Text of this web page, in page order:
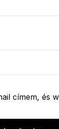
címem, és